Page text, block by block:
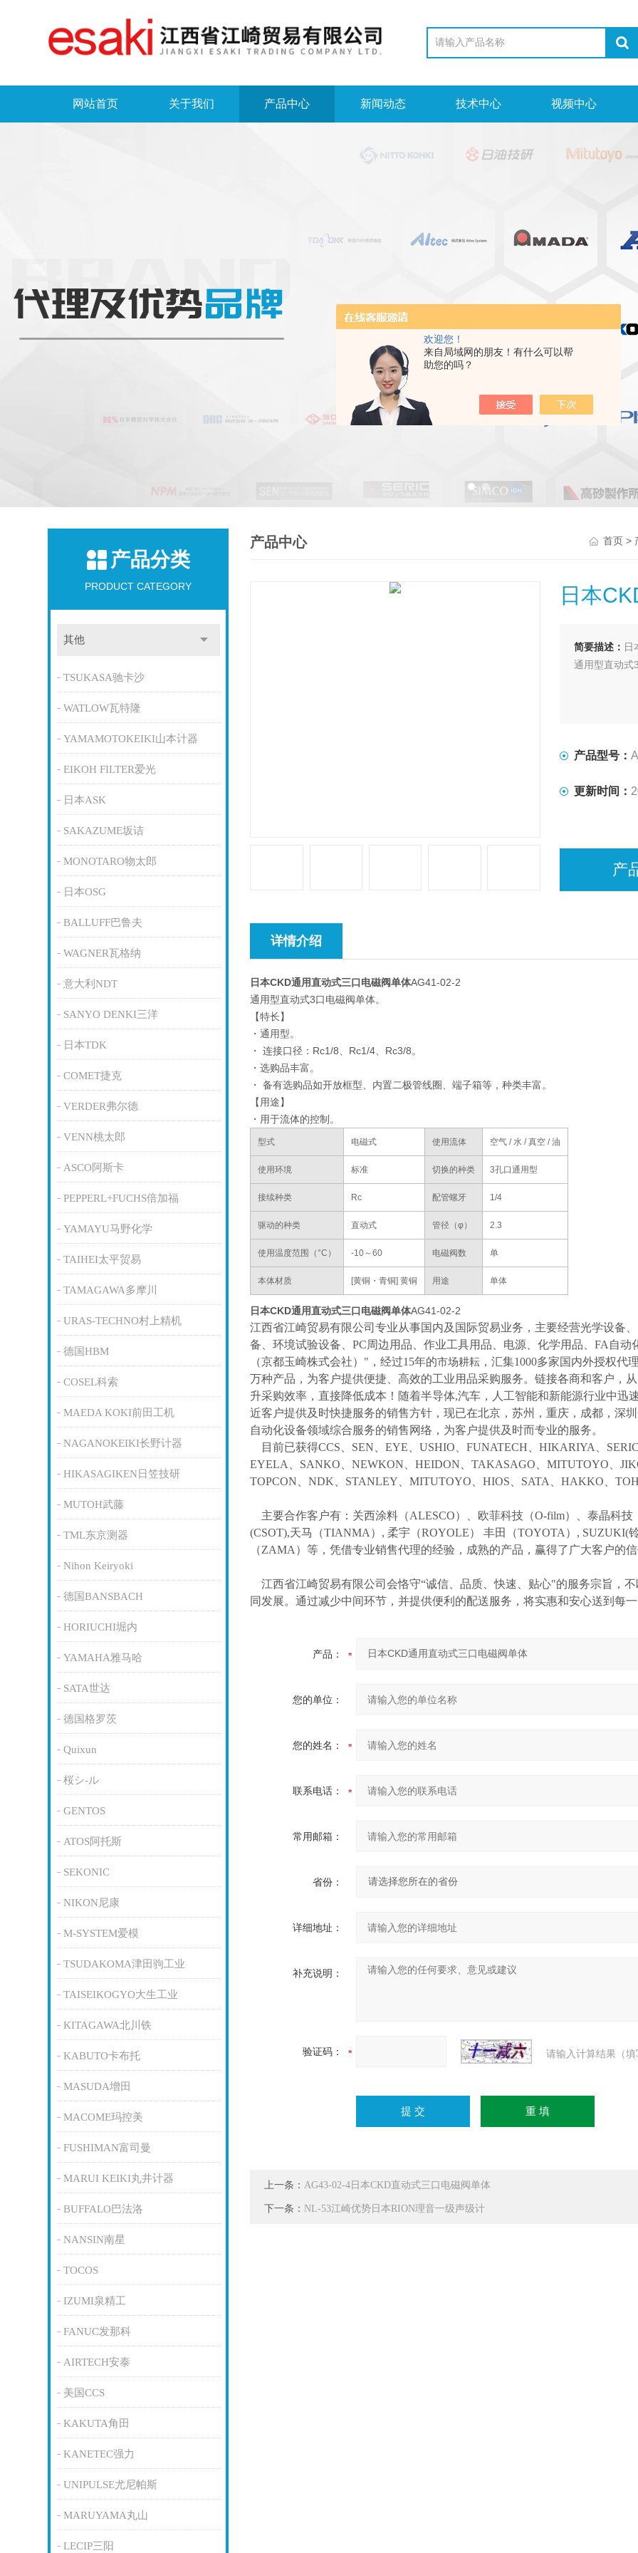
欢迎您！
来自局域网的朋友！有什么可以帮
助您的吗？
网站首页 关于我们 产品中心 新闻动态 技术中心 视频中心
产品分类
PRODUCT CATEGORY
其他
TSUKASA驰卡沙
WATLOW瓦特隆
YAMAMOTOKEIKI山本计器
EIKOH FILTER爱光
日本ASK
SAKAZUME坂诘
MONOTARO物太郎
日本OSG
BALLUFF巴鲁夫
WAGNER瓦格纳
意大利NDT
SANYO DENKI三洋
日本TDK
COMET捷克
VERDER弗尔德
VENN桃太郎
ASCO阿斯卡
PEPPERL+FUCHS倍加福
YAMAYU马野化学
TAIHEI太平贸易
TAMAGAWA多摩川
URAS-TECHNO村上精机
德国HBM
COSEL科索
MAEDA KOKI前田工机
NAGANOKEIKI长野计器
HIKASAGIKEN日笠技研
MUTOH武藤
TML东京测器
Nihon Keiryoki
德国BANSBACH
HORIUCHI堀内
YAMAHA雅马哈
SATA世达
德国格罗茨
Quixun
桜シ-ル
GENTOS
ATOS阿托斯
SEKONIC
NIKON尼康
M-SYSTEM爱模
TSUDAKOMA津田驹工业
TAISEIKOGYO大生工业
KITAGAWA北川铁
KABUTO卡布托
MASUDA增田
MACOME玛控美
FUSHIMAN富司曼
MARUI KEIKI丸井计器
BUFFALO巴法洛
NANSIN南星
TOCOS
IZUMI泉精工
FANUC发那科
AIRTECH安泰
美国CCS
KAKUTA角田
KANETEC强力
UNIPULSE尤尼帕斯
MARUYAMA丸山
LECIP三阳
产品中心 首页>
日本
简要描述： 日
通用型直动式
产品型号：
更新时间：
产
详情介绍
日本CKD通用直动式三口电磁阀单体AG41-02-2
通用型直动式3口电磁阀单体。
【特长】
・通用型。
・ 连接口径：Rc1/8、Rc1/4、Rc3/8。
・选购品丰富。
・ 备有选购品如开放框型、内置二极管线圈、端子箱等，种类丰富。
【用途】
・用于流体的控制。
型式 电磁式 使用流体 空气 / 水 / 真空 / 油
使用环境 标准 切换的种类 3孔口通用型
接续种类 Rc 配管螺牙 1/4
驱动的种类 直动式 管径（φ） 2.3
使用温度范围（°C） -10～60 电磁阀数 单
本体材质 [黄铜・青铜] 黄铜 用途 单体
日本CKD通用直动式三口电磁阀单体AG41-02-2
江西省江崎贸易有限公司专业从事国内及国际贸易业务，主要经营光学设备
备、环境试验设备、PC周边用品、作业工具用品、电源、化学用品、FA自
（京都玉崎株式会社）"，经过15年的市场耕耘 ，汇集1000多家国内外授权代
万种产品，为客户提供便捷、高效的工业用品采购服务。链接各商和客户，
升采购效率，直接降低成本！随着半导体,汽车，人工智能和新能源行业中迅
近客户提供及时快捷服务的销售方针，现已在北京，苏州，重庆，成都，深
自动化设备领域综合服务的销售网络，为客户提供及时而专业的服务。
目前已获得CCS、SEN、EYE、USHIO、FUNATECH、HIKARIYA、
EYELA、SANKO、NEWKON、HEIDON、TAKASAGO、MITUTOYO、
TOPCON、NDK、STANLEY、MITUTOYO、HIOS、SATA、HAKKO、
主要合作客户有：关西涂料（ALESCO）、欧菲科技（O-film）、泰晶科
(CSOT),天马（TIANMA）, 柔宇（ROYOLE） 丰田（TOYOTA）, SUZUKI(
（ZAMA）等，凭借专业销售代理的经验，成熟的产品，赢得了广大客户的
江西省江崎贸易有限公司会恪守“诚信、品质、快速、贴心"的服务宗旨，
同发展。通过减少中间环节，并提供便利的配送服务，将实惠和安心送到每一
产品：
您的单位：
您的姓名：
联系电话：
常用邮箱：
省份：
详细地址：
补充说明：
验证码： 请输入计算结果（
上一条： AG43-02-4日本CKD直动式三口电磁阀单体
下一条： NL-53江崎优势日本RION理音一级声级计